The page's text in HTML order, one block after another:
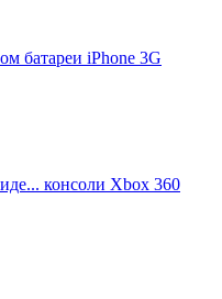
батареи iPhone 3G
консоли Xbox 360